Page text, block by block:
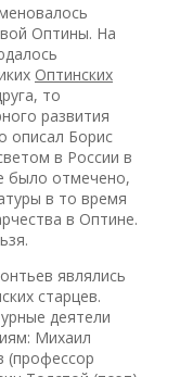
Оптины. На
Оптинских
то
развития
описал Борис
в России в
было отмечено,
в то время
в Оптине.
являлись
старцев.
деятели
Михаил
(профессор